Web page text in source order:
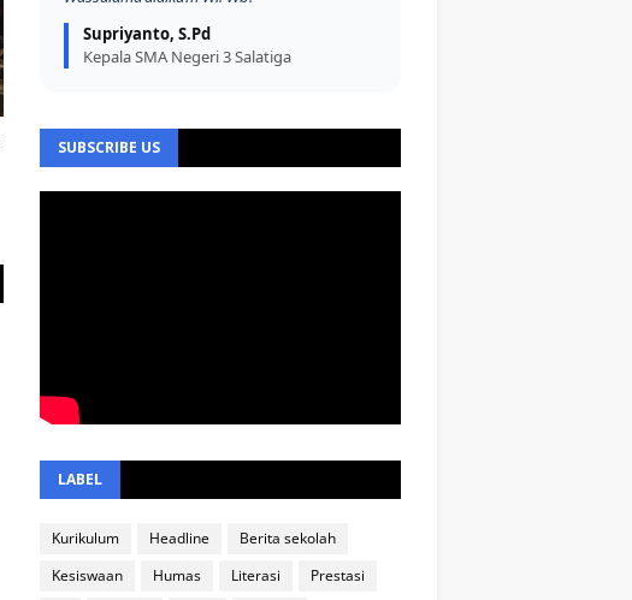
Supriyanto, S.Pd
Kepala SMA Negeri 3 Salatiga
SUBSCRIBE US
LABEL
Kurikulum Headline
Berita sekolah
Kesiswaan
Humas Literasi
Prestasi